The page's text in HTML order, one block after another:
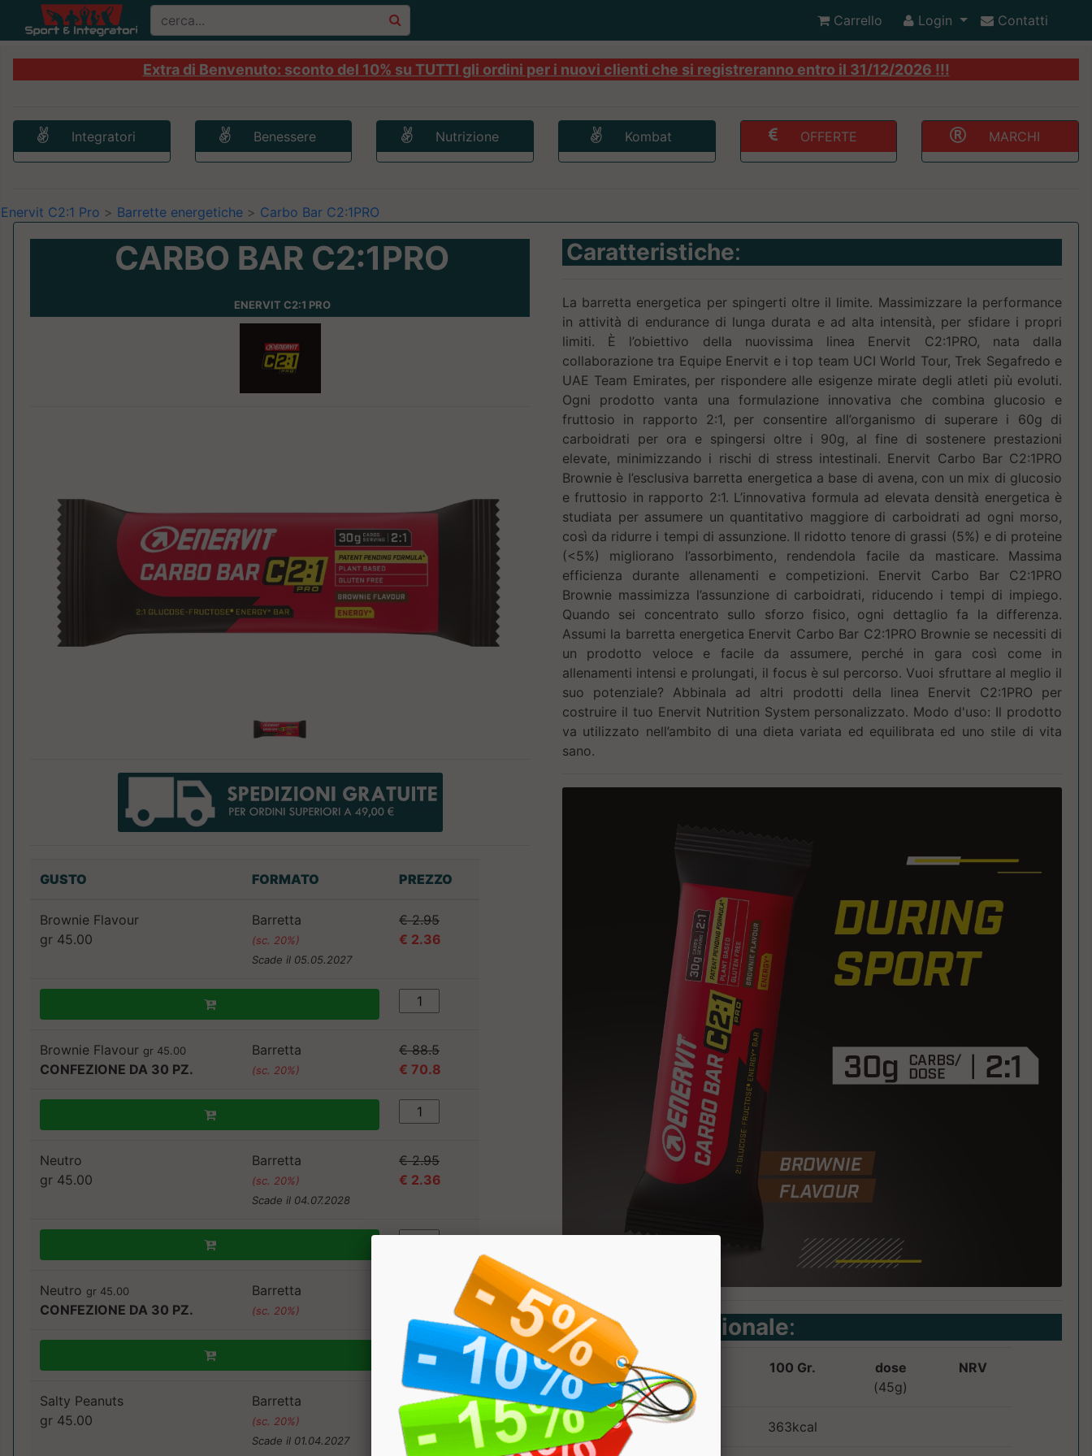
Carrello Login Contatti
Extra di Benvenuto: sconto del 10% su TUTTI gli ordini per i nuovi clienti che si registreranno entro il 31/12/2026 !!!
Integratori Benessere Nutrizione Kombat OFFERTE MARCHI
Enervit C2:1 Pro > Barrette energetiche > Carbo Bar C2:1PRO
CARBO BAR C2:1PRO
ENERVIT C2:1 PRO
GUSTO FORMATO PREZZO
Brownie Flavour
gr 45.00
Barretta
(sc. 20%)
Scade il 05.05.2027
€ 2.95
€ 2.36
Brownie Flavour gr 45.00
CONFEZIONE DA 30 PZ.
Barretta
(sc. 20%)
€ 88.5
€ 70.8
Neutro
gr 45.00
Barretta
(sc. 20%)
Scade il 04.07.2028
€ 2.95
€ 2.36
Neutro gr 45.00
CONFEZIONE DA 30 PZ.
Barretta
(sc. 20%)
Salty Peanuts
gr 45.00
Barretta
(sc. 20%)
Scade il 01.04.2027
€ 2.95
€ 2.36
Caratteristiche:
La barretta energetica per spingerti oltre il limite. Massimizzare la performance
in attività di endurance di lunga durata e ad alta intensità, per sfidare i propri
limiti. È l’obiettivo della nuovissima linea Enervit C2:1PRO, nata dalla
collaborazione tra Equipe Enervit e i top team UCI World Tour, Trek Segafredo e
UAE Team Emirates, per rispondere alle esigenze mirate degli atleti più evoluti.
Ogni prodotto vanta una formulazione innovativa che combina glucosio e
fruttosio in rapporto 2:1, per consentire all’organismo di superare i 60g di
carboidrati per ora e spingersi oltre i 90g, al fine di sostenere prestazioni
elevate, minimizzando i rischi di stress intestinali. Enervit Carbo Bar C2:1PRO
Brownie è l’esclusiva barretta energetica a base di avena, con un mix di glucosio
e fruttosio in rapporto 2:1. L’innovativa formula ad elevata densità energetica è
studiata per assumere un quantitativo maggiore di carboidrati ad ogni morso,
così da ridurre i tempi di assunzione. Il ridotto tenore di grassi (5%) e di proteine
(<5%) migliorano l’assorbimento, rendendola facile da masticare. Massima
efficienza durante allenamenti e competizioni. Enervit Carbo Bar C2:1PRO
Brownie massimizza l’assunzione di carboidrati, riducendo i tempi di impiego.
Quando sei concentrato sullo sforzo fisico, ogni dettaglio fa la differenza.
Assumi la barretta energetica Enervit Carbo Bar C2:1PRO Brownie se necessiti di
un prodotto veloce e facile da assumere, perché in gara così come in
allenamenti intensi e prolungati, il focus è sul percorso. Vuoi sfruttare al meglio il
suo potenziale? Abbinala ad altri prodotti della linea Enervit C2:1PRO per
costruire il tuo Enervit Nutrition System personalizzato. Modo d'uso: Il prodotto
va utilizzato nell’ambito di una dieta variata ed equilibrata ed uno stile di vita
sano.
Tabella Nutrizionale:
Componente 100 Gr.
dose
(45g)
NRV
Kcal 363kcal